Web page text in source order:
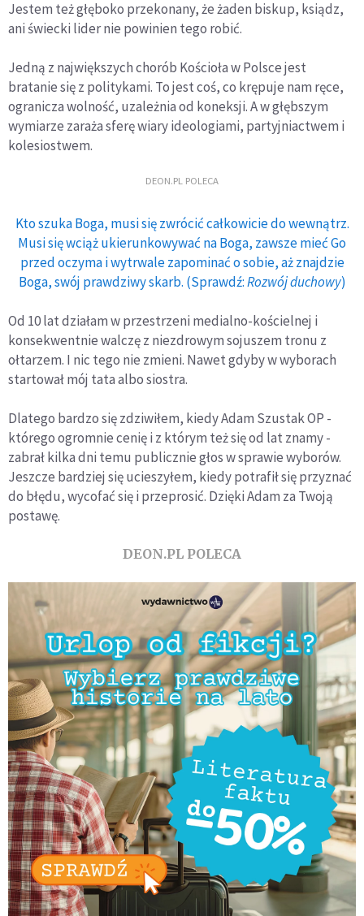
Jestem też głęboko przekonany, że żaden biskup, ksiądz,
ani świecki lider nie powinien tego robić.
Jedną z największych chorób Kościoła w Polsce jest
bratanie się z politykami. To jest coś, co krępuje nam ręce,
ogranicza wolność, uzależnia od koneksji. A w głębszym
wymiarze zaraża sferę wiary ideologiami, partyjniactwem i
kolesiostwem.
DEON.PL POLECA
Kto szuka Boga, musi się zwrócić całkowicie do wewnątrz.
Musi się wciąż ukierunkowywać na Boga, zawsze mieć Go
przed oczyma i wytrwale zapominać o sobie, aż znajdzie
Boga, swój prawdziwy skarb. (Sprawdź:Rozwój duchowy)
Od 10 lat działam w przestrzeni medialno-kościelnej i
konsekwentnie walczę z niezdrowym sojuszem tronu z
ołtarzem. I nic tego nie zmieni. Nawet gdyby w wyborach
startował mój tata albo siostra.
Dlatego bardzo się zdziwiłem, kiedy Adam Szustak OP -
którego ogromnie cenię i z którym też się od lat znamy -
zabrał kilka dni temu publicznie głos w sprawie wyborów.
Jeszcze bardziej się ucieszyłem, kiedy potrafił się przyznać
do błędu, wycofać się i przeprosić. Dzięki Adam za Twoją
postawę.
DEON.PL POLECA